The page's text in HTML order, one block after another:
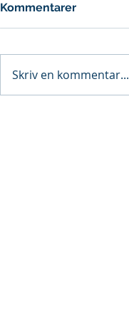
Kommentarer
Skriv en kommentar...